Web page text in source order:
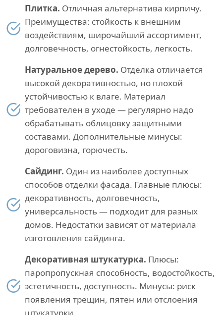
Плитка. Отличная альтернатива кирпичу.
Преимущества: стойкость к внешним
воздействиям, широчайший ассортимент,
долговечность, огнестойкость, легкость.
Натуральное дерево. Отделка отличается
высокой декоративностью, но плохой
устойчивостью к влаге. Материал
требователен в уходе — регулярно надо
обрабатывать облицовку защитными
составами. Дополнительные минусы:
дороговизна, горючесть.
Сайдинг. Один из наиболее доступных
способов отделки фасада. Главные плюсы:
декоративность, долговечность,
универсальность — подходит для разных
домов. Недостатки зависят от материала
изготовления сайдинга.
Декоративная штукатурка. Плюсы:
паропропускная способность, водостойкость,
эстетичность, доступность. Минусы: риск
появления трещин, пятен или отслоения